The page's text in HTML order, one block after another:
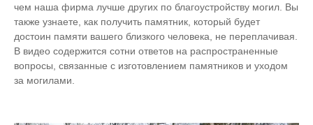
чем наша фирма лучше других по благоустройству могил. Вы
также узнаете, как получить памятник, который будет
достоин памяти вашего близкого человека, не переплачивая.
В видео содержится сотни ответов на распространенные
вопросы, связанные с изготовлением памятников и уходом
за могилами.